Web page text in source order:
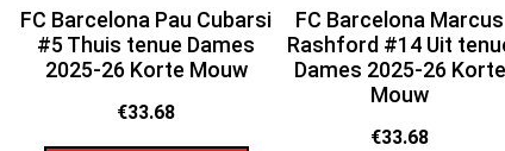
FC Barcelona Pau Cubarsi
#5 Thuis tenue Dames
2025-26 Korte Mouw
€33.68
FC Barcelona Marcus
Rashford #14 Uit
Dames 2025-26 Korte
Mouw
€33.68